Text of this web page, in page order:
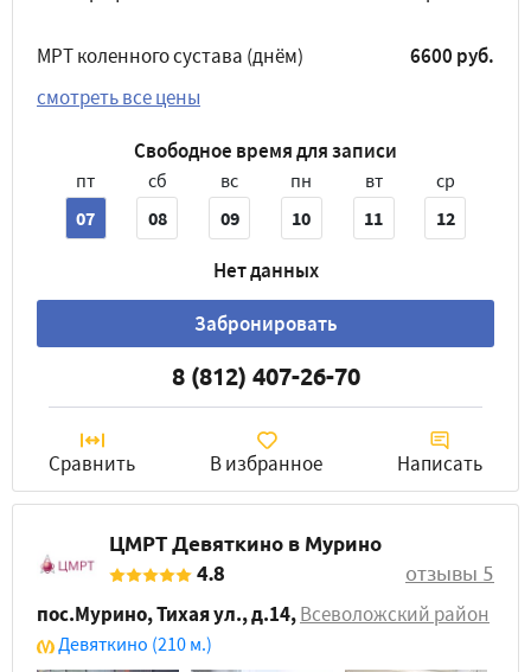
МРТ коленного сустава (днём)
6600 руб.
смотреть все цены
Свободное время для записи
пт
07
сб
08
вс
09
пн
10
вт
11
ср
12
Нет данных
Забронировать
8 (812) 407-26-70
Сравнить В избранное Написать
ЦМРТ Девяткино в Мурино
4.8
отзывы 5
пос.Мурино, Тихая ул., д.14,Всеволожский район
Девяткино (210 м.)